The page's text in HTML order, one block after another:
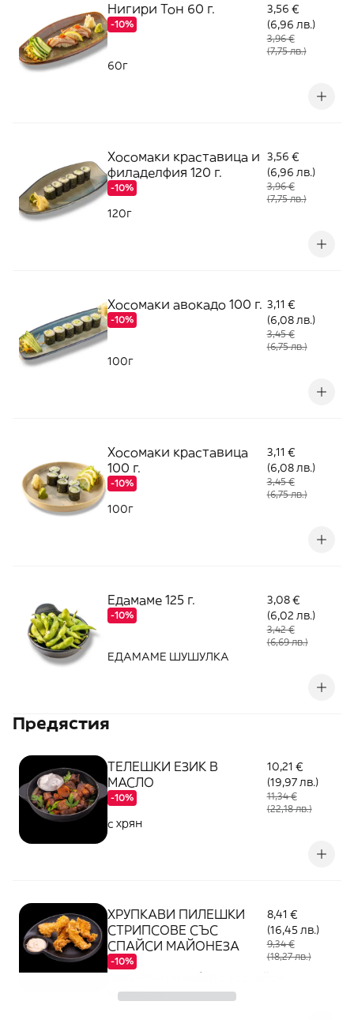
Нигири Тон 60 г.
-10%
3,56 €
(6,96 лв.)
3,96 €
(7,75 лв.)
60г
Хосомаки краставица и
филаделфия 120 г.
-10%
3,56 €
(6,96 лв.)
3,96 €
(7,75 лв.)
120г
Хосомаки авокадо 100 г.
-10%
3,11 €
(6,08 лв.)
3,45 €
(6,75 лв.)
100г
Хосомаки краставица
100 г.
-10%
3,11 €
(6,08 лв.)
3,45 €
(6,75 лв.)
100г
Едамаме 125 г.
-10%
3,08 €
(6,02 лв.)
3,42 €
(6,69 лв.)
ЕДАМАМЕ ШУШУЛКА
Предястия
ТЕЛЕШКИ ЕЗИК В
МАСЛО
-10%
10,21 €
(19,97 лв.)
11,34 €
(22,18 лв.)
с хрян
ХРУПКАВИ ПИЛЕШКИ
СТРИПСОВЕ СЪС
СПАЙСИ МАЙОНЕЗА
-10%
8,41 €
(16,45 лв.)
9,34 €
(18,27 лв.)
пикантни по избор със спайси
майонеза